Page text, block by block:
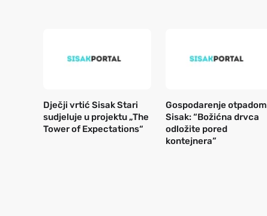
Dječji vrtić Sisak Stari
sudjeluje u projektu „The
Tower of Expectations“
Gospodarenje otpadom
Sisak: “Božićna drvca
odložite pored
kontejnera”